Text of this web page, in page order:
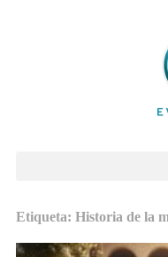
Etiqueta: Historia de la